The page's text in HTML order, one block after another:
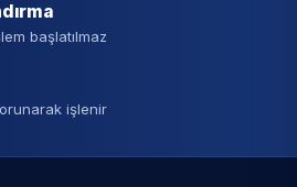
başlatılmaz
işlenir